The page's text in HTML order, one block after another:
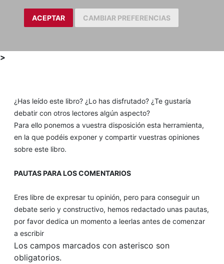
ACEPTAR CAMBIAR PREFERENCIAS
>
¿Has leído este libro? ¿Lo has disfrutado? ¿Te gustaría
debatir con otros lectores algún aspecto?
Para ello ponemos a vuestra disposición esta herramienta,
en la que podéis exponer y compartir vuestras opiniones
sobre este libro.
PAUTAS PARA LOS COMENTARIOS
Eres libre de expresar tu opinión, pero para conseguir un
debate serio y constructivo, hemos redactado unas pautas,
por favor dedica un momento a leerlas antes de comenzar
a escribir
Los campos marcados con asterisco son
obligatorios.